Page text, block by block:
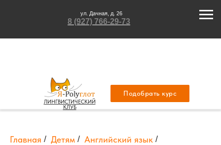
8 (927) 766-29-73
ул. Дачная, д. 26
Подобрать курс
ЛИНГВИСТИЧЕСКИЙ
КЛУБ
Главная / Детям / Английский язык /